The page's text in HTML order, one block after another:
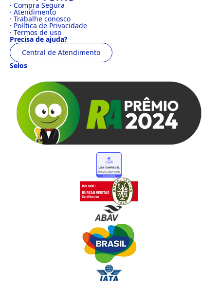
· Compra Segura
· Atendimento
· Trabalhe conosco
· Política de Privacidade
· Termos de uso
Precisa de ajuda?
Central de Atendimento
Selos